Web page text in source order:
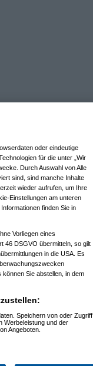
oder eindeutige
für die unter „Wir
Durch Auswahl von Alle
sind, sind manche Inhalte
wieder aufrufen, um Ihre
Einstellungen am unteren
finden Sie in
Vorliegen eines
46 DSGVO übermitteln, so gilt
in die USA. Es
Sie abstellen, in dem
Speichern von oder Zugriff
Werbeleistung und der
Angeboten.